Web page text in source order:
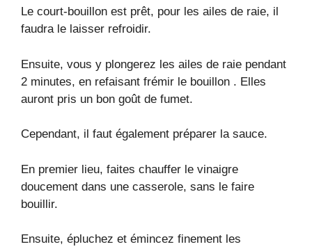
Le court-bouillon est prêt, pour les ailes de raie, il
faudra le laisser refroidir.
Ensuite, vous y plongerez les ailes de raie pendant
2 minutes, en refaisant frémir le bouillon . Elles
auront pris un bon goût de fumet.
Cependant, il faut également préparer la sauce.
En premier lieu, faites chauffer le vinaigre
doucement dans une casserole, sans le faire
bouillir.
Ensuite, épluchez et émincez finement les